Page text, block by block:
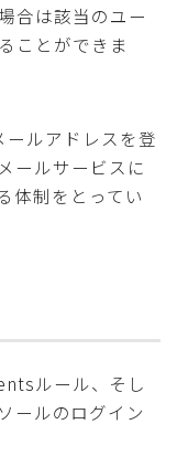
合は該当のユー
ことができま
ールアドレスを登
ールサービスに
体制をとってい
ルール、そし
ールのログイン